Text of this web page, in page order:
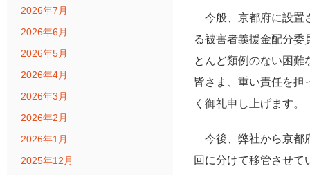
2026年7月
2026年6月
2026年5月
2026年4月
2026年3月
2026年2月
2026年1月
2025年12月
今般、京都府に設置
る被害者義援金配分委
とんど類例のない困難
皆さま、重い責任を担
く御礼申し上げます。
今後、弊社から京都
回に分けて移管させ